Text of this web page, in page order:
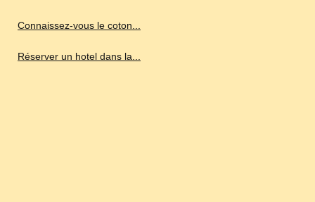
Connaissez-vous le coton...
Réserver un hotel dans la...